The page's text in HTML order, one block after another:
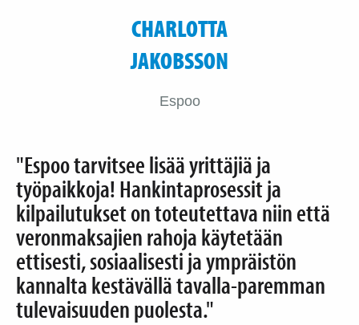
CHARLOTTA
JAKOBSSON
Espoo
"Espoo tarvitsee lisää yrittäjiä ja
työpaikkoja! Hankintaprosessit ja
kilpailutukset on toteutettava niin että
veronmaksajien rahoja käytetään
ettisesti, sosiaalisesti ja ympräistön
kannalta kestävällä tavalla-paremman
tulevaisuuden puolesta."